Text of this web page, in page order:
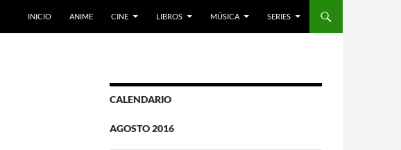
INICIO ANIME CINE LIBROS MÚSICA SERIES
CALENDARIO
AGOSTO 2016